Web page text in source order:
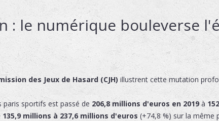
: le numérique bouleverse
des Jeux de Hasard (CJH) illustrent cette mutation
paris sportifs est passé de 206,8 millions d'euros en 2019à
135,9 millions à 237,6 millions d'euros(+74,8 %) sur la même